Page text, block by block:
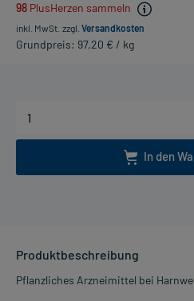
98 PlusHerzen sammeln
inkl. MwSt. zzgl. Versandkosten
Grundpreis: 97,20 € / kg
In den
Produktbeschreibung
Pflanzliches Arzneimittel bei